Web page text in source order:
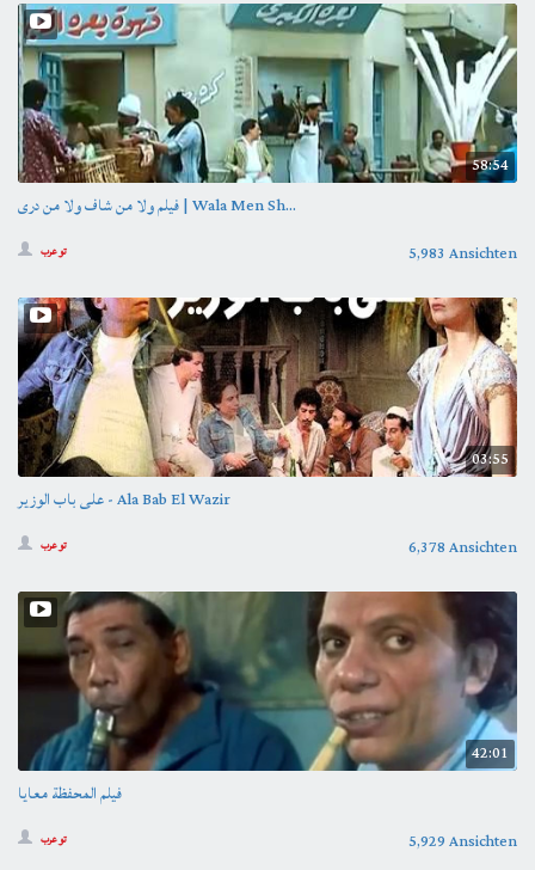
58:54
فيلم ولا من شاف ولا من درى | Wala Men Sh...
تو عرب 5,983 Ansichten
03:55
على باب الوزير - Ala Bab El Wazir
تو عرب 6,378 Ansichten
42:01
فيلم المحفظة معايا
تو عرب 5,929 Ansichten